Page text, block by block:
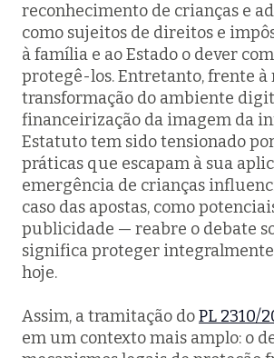
reconhecimento de crianças e
como sujeitos de direitos e
à família e ao Estado o dever
protegê-los. Entretanto, frente à
transformação do ambiente
financeirização da imagem da
Estatuto tem sido tensionado
práticas que escapam à sua
emergência de crianças
caso das apostas, como
publicidade — reabre o debate
significa proteger
hoje.
Assim, a tramitação doPL 2310/
em um contexto mais amplo: o